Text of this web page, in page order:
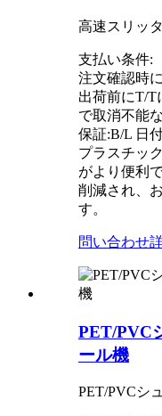
高速スリッ
支払い条件:
注文確認時
出荷前にT/T
で取消不能
保証:B/L 日
プラスチッ
がより便利
削減され、
す。
問い合わせ
PET/PVC
ール機
PET/PVCシ